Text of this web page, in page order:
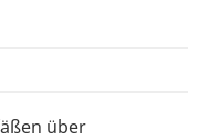
über